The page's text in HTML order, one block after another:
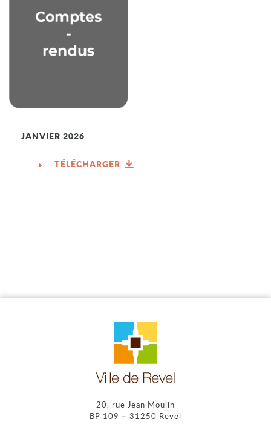
JANVIER 2026
TÉLÉCHARGER
20, rue Jean Moulin
BP 109 – 31250 Revel